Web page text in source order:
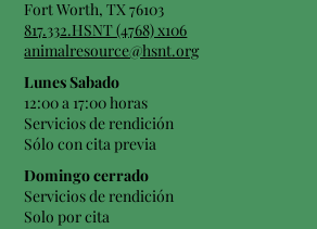
Fort Worth, TX 76103
817.332.HSNT (4768) x106
animalresource@hsnt.org
Lunes Sabado
12:00 a 17:00 horas
Servicios de rendición
Sólo con cita previa
Domingo cerrado
Servicios de rendición
Solo por cita